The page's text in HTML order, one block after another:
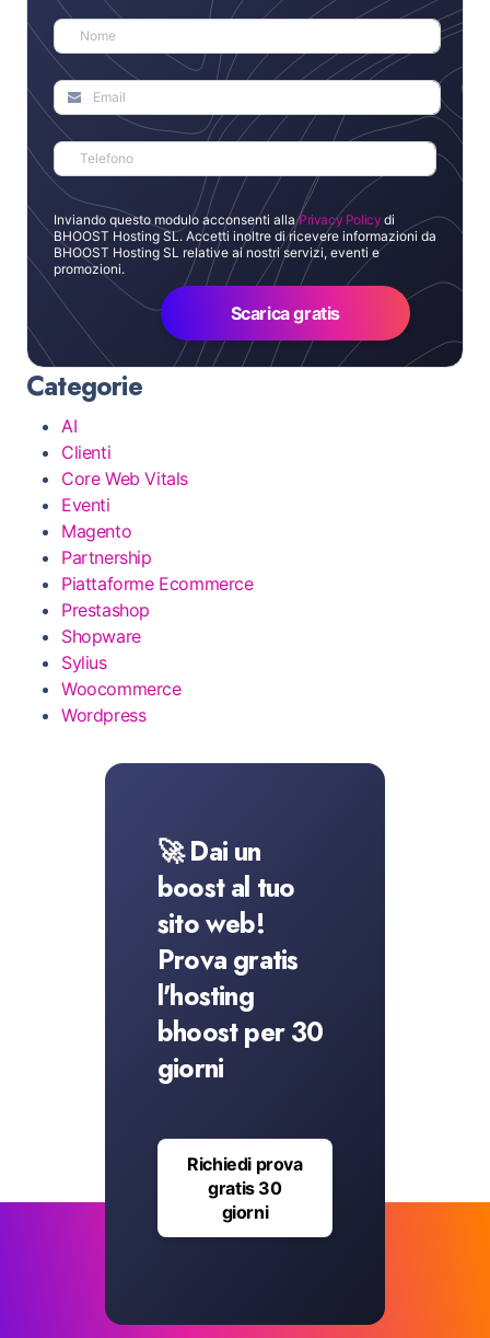
Inviando questo modulo acconsenti allaPrivacy Policy di
BHOOST Hosting SL. Accetti inoltre di ricevere informazioni da
BHOOST Hosting SL relative ai nostri servizi, eventi e
promozioni.
Scarica gratis
Categorie
AI
Clienti
Core Web Vitals
Eventi
Magento
Partnership
Piattaforme Ecommerce
Prestashop
Shopware
Sylius
Woocommerce
Wordpress
🚀 Dai un
boost al tuo
sito web!
Prova gratis
l'hosting
bhoost per 30
giorni
Richiedi prova
gratis 30
giorni